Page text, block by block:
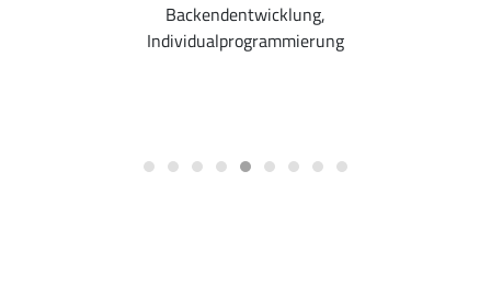
Backendentwicklung,
Individualprogrammierung